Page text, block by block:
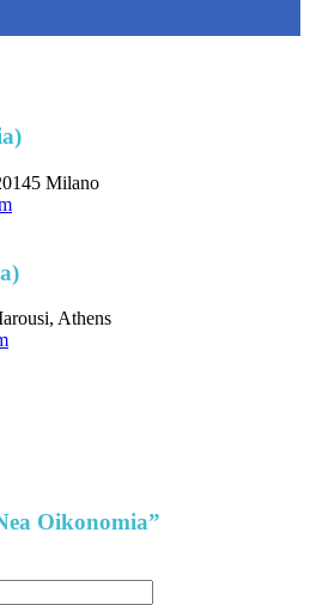
Milano
Athens
Oikonomia”